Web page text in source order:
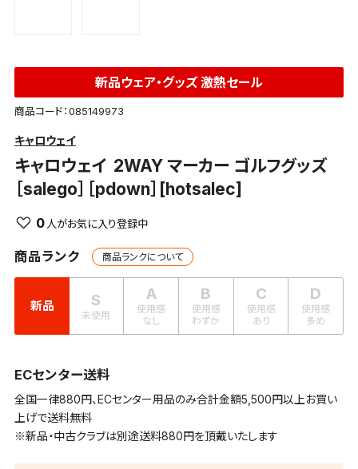
新品ウェア・グッズ 激熱セール
商品コード：085149973
キャロウェイ
キャロウェイ 2WAY マーカー ゴルフグッズ
［salego］［pdown］[hotsalec]
0
商品ランク 商品ランクについて
新品 S
未使用
A
使用感
なし
B
使用感
わずか
C
使用感
あり
D
使用感
多め
ECセンター送料
全国一律880円、ECセンター用品のみ合計金額5,500円以上お買い
上げで送料無料
※新品・中古クラブは別途送料880円を頂戴いたします